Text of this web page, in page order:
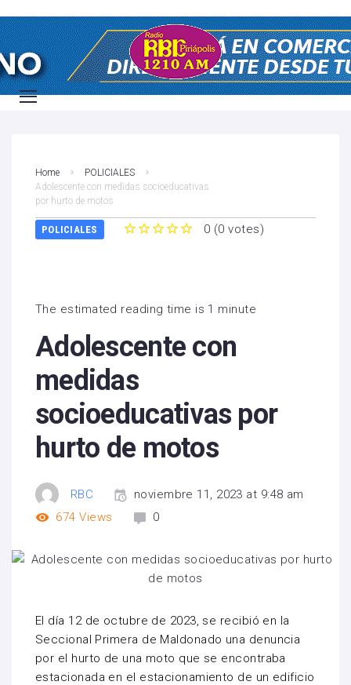
Home
POLICIALES
Adolescente con medidas socioeducativas
por hurto de motos
POLICIALES 0 (0 votes)
The estimated reading time is 1 minute
Adolescente con
medidas
socioeducativas por
hurto de motos
RBC
noviembre 11, 2023 at 9:48 am
674 Views 0
El día 12 de octubre de 2023, se recibió en la
Seccional Primera de Maldonado una denuncia
por el hurto de una moto que se encontraba
estacionada en el estacionamiento de un edificio